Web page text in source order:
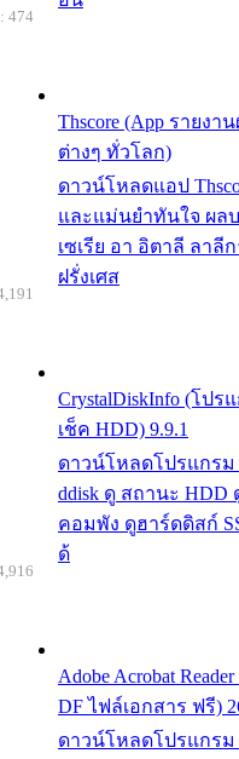
Thscore (App รายง
ต่างๆ ทั่วโลก)
ดาวน์โหลดแอป
และแม่นยำทันใจ ผล
เซเรีย อา อิตาลี ลาลี
ฝรั่งเศส
474
CrystalDiskInfo (โปร
เช็ค HDD) 9.9.1
ดาวน์โหลดโปรแกรม
ddisk ดู สถานะ
คอมพัง ดูฮาร์ดดิสก์
ด้
Adobe Acrobat
DF ไฟล์เอกสาร ฟรี)
ดาวน์โหลดโปรแกรม